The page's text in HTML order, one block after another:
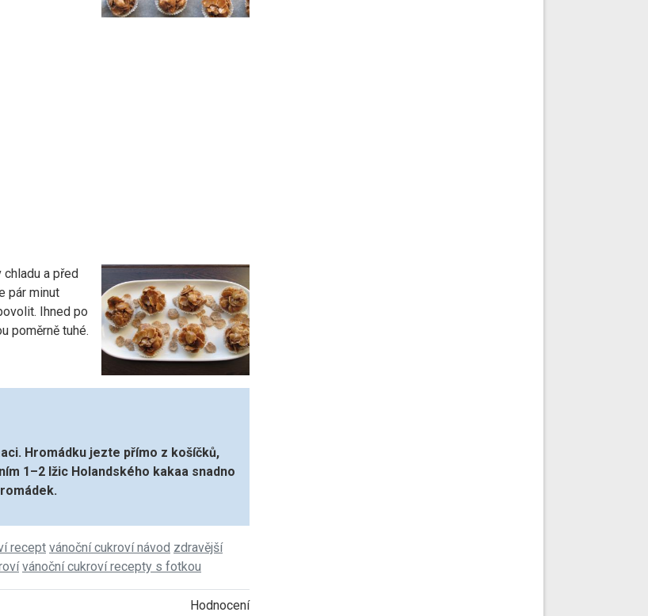
a před
pár minut
Ihned po
poměrně tuhé.
Hromádku jezte přímo z košíčků,
1–2 lžic Holandského kakaa snadno
recept vánoční cukroví návod zdravější
vánoční cukroví recepty s fotkou
Hodnocení